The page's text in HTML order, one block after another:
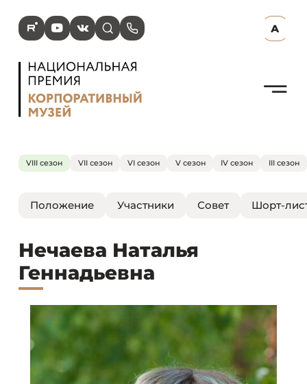
R Y V s p А
N
Положение Участники Совет Шорт-
VIII сезон VII сезон VI сезон V сезон IV сезон III сезон
Нечаева Наталья
Геннадьевна